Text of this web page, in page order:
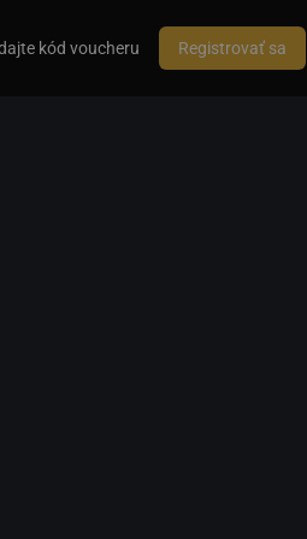
kód voucheru Registrovať sa